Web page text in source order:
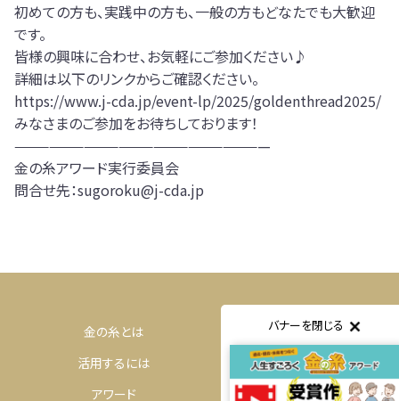
初めての方も、実践中の方も、一般の方もどなたでも大歓迎
です。
皆様の興味に合わせ、お気軽にご参加ください♪
詳細は以下のリンクからご確認ください。
https://www.j-cda.jp/event-lp/2025/goldenthread2025/
みなさまのご参加をお待ちしております！
——————————————————————
金の糸アワード実行委員会
問合せ先：sugoroku@j-cda.jp
金の糸とは
体験するには
活用するには
購入するには
アワード
コミュニティ
バナーを閉じる